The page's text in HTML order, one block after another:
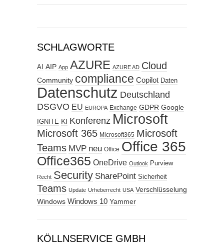
SCHLAGWORTE
AI AIP App AZURE AZURE AD Cloud
Community compliance Copilot Daten
Datenschutz Deutschland
DSGVO EU EUROPA Exchange GDPR Google
IGNITE KI Konferenz Microsoft
Microsoft 365 Microsoft365 Microsoft
Teams MVP neu Office Office 365
Office365 OneDrive Outlook Purview
Recht Security SharePoint Sicherheit
Teams Update Urheberrecht USA Verschlüsselung
Windows Windows 10 Yammer
KÖLLNSERVICE GMBH